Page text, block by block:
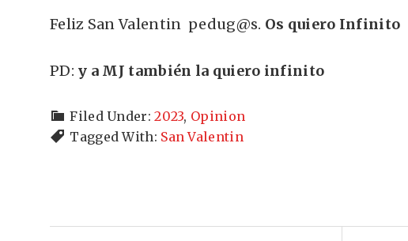
Feliz San Valentin pedug@s. Os quiero Infinito
PD: y a MJ también la quiero infinito
Filed Under:2023, Opinion
Tagged With: San Valentin